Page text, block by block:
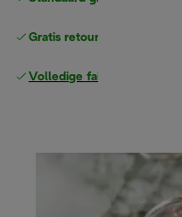
Gratis retourneren
Volledige fabrieksgarantie